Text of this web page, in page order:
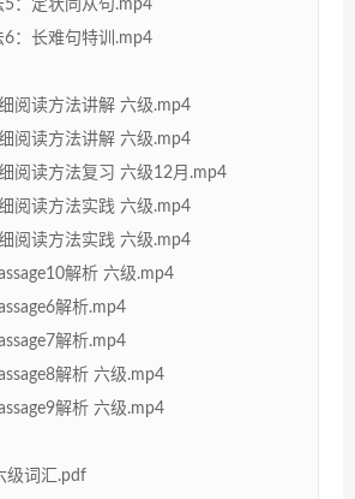
5：定状同从句.mp4
6：长难句特训.mp4
阅读方法讲解 六级.mp4
阅读方法讲解 六级.mp4
阅读方法复习 六级12月.mp4
阅读方法实践 六级.mp4
阅读方法实践 六级.mp4
解析 六级.mp4
解析.mp4
解析.mp4
解析 六级.mp4
解析 六级.mp4
级词汇.pdf